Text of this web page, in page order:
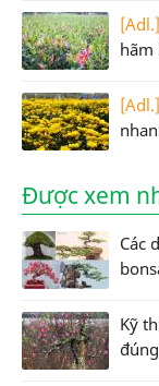
[Adl.]
hãm
[Adl.]
Được xem
Các
Kỹ